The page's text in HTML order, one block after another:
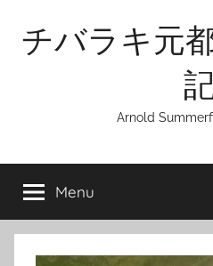
content
チバラキ元
Arnold
Menu